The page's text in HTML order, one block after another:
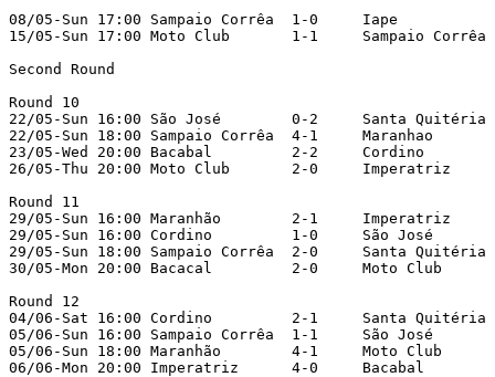
08/05-Sun 17:00	Sampaio Corrêa	1-0	Iape
15/05-Sun 17:00	Moto Club	1-1	Sampaio Corrêa
Second Round
Round 10
22/05-Sun 16:00	São José	0-2	Santa Quitéria
22/05-Sun 18:00	Sampaio Corrêa	4-1	Maranhao
23/05-Wed 20:00	Bacabal	        2-2	Cordino
26/05-Thu 20:00	Moto Club	2-0	Imperatriz
Round 11
29/05-Sun 16:00	Maranhão	2-1	Imperatriz
29/05-Sun 16:00	Cordino	        1-0	São José
29/05-Sun 18:00	Sampaio Corrêa	2-0	Santa Quitéria
30/05-Mon 20:00	Bacacal	        2-0	Moto Club
Round 12
04/06-Sat 16:00	Cordino	        2-1	Santa Quitéria
05/06-Sun 16:00	Sampaio Corrêa	1-1	São José
05/06-Sun 18:00	Maranhão	4-1	Moto Club
06/06-Mon 20:00	Imperatriz	4-0	Bacabal